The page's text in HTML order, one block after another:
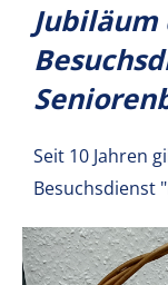
Jubiläum
Seit 10 Jahren
Besuchsdienst